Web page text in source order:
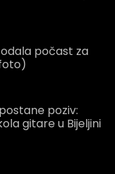
počast za
poziv:
gitare u Bijeljini